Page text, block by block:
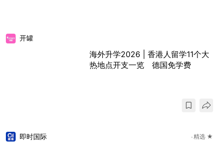
开罐
海外升学2026 | 香港人留学11个大
热地点开支一览 德国免学费
即时国际 精选 ★